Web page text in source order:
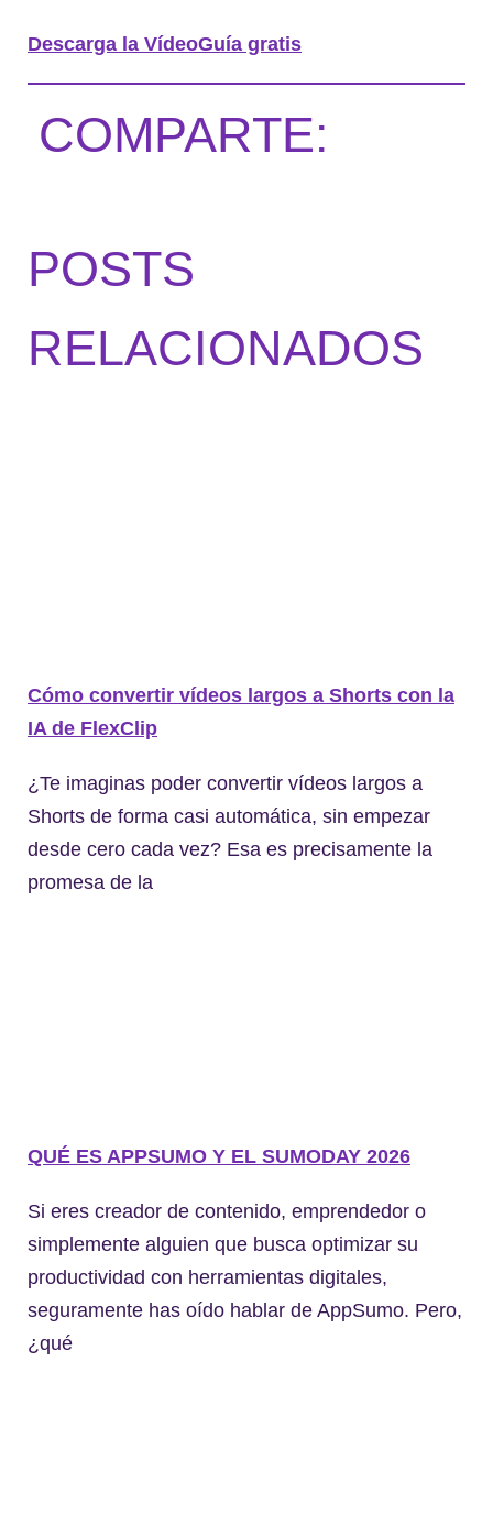
Descarga la VídeoGuía gratis
COMPARTE:
POSTS
RELACIONADOS
Cómo convertir vídeos largos a Shorts con la
IA de FlexClip
¿Te imaginas poder convertir vídeos largos a
Shorts de forma casi automática, sin empezar
desde cero cada vez? Esa es precisamente la
promesa de la
QUÉ ES APPSUMO Y EL SUMODAY 2026
Si eres creador de contenido, emprendedor o
simplemente alguien que busca optimizar su
productividad con herramientas digitales,
seguramente has oído hablar de AppSumo. Pero,
¿qué